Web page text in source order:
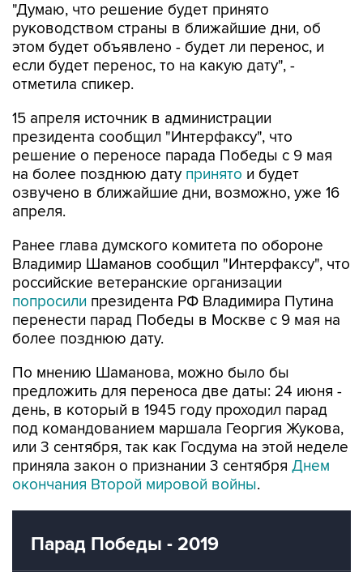
"Думаю, что решение будет принято
руководством страны в ближайшие дни, об
этом будет объявлено - будет ли перенос, и
если будет перенос, то на какую дату", -
отметила спикер.
15 апреля источник в администрации
президента сообщил "Интерфаксу", что
решение о переносе парада Победы с 9 мая
на более позднюю дату принято и будет
озвучено в ближайшие дни, возможно, уже 16
апреля.
Ранее глава думского комитета по обороне
Владимир Шаманов сообщил "Интерфаксу", что
российские ветеранские организации
попросили президента РФ Владимира Путина
перенести парад Победы в Москве с 9 мая на
более позднюю дату.
По мнению Шаманова, можно было бы
предложить для переноса две даты: 24 июня -
день, в который в 1945 году проходил парад
под командованием маршала Георгия Жукова,
или 3 сентября, так как Госдума на этой неделе
приняла закон о признании 3 сентября Днем
окончания Второй мировой войны.
Парад Победы - 2019